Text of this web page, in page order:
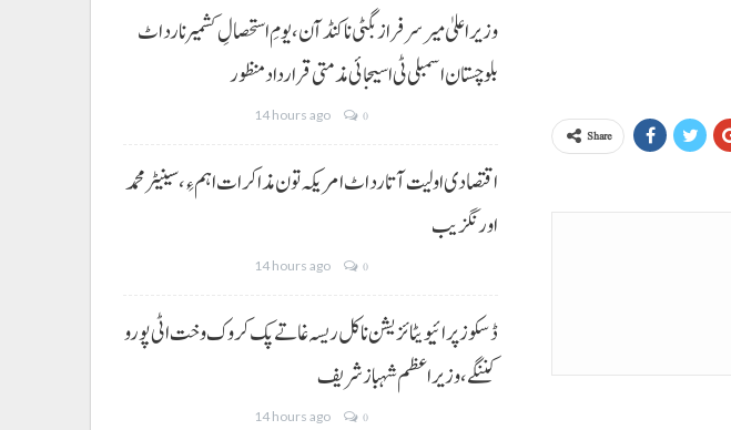
Share
وزیراعلیٰ میر سرفراز بگٹی نا کنڈ آن،یومِ استحصالِ کشمیر نا رد اٹ
بلوچستان اسمبلی ٹی اسیجائی مذمتی قرارداد منظور
14 hours ago 0
اقتصادی اولیت آتا رد اٹ امریکہ تون مذاکرات اہم ءِ،سینیٹر محمد
اورنگزیب
14 hours ago 0
ڈسکوز پرائیویٹائزیشن نا کل ریسہ غاتے پک کروک وخت اٹی پورو
کننگے ،وزیراعظم شہباز شریف
14 hours ago 0